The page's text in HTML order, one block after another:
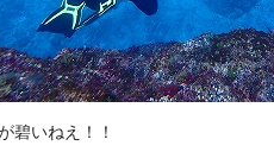
碧いねえ！！